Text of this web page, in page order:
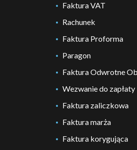
Faktura VAT
Rachunek
Faktura Proforma
Paragon
Faktura Odwrotne
Wezwanie do zapłaty
Faktura zaliczkowa
Faktura marża
Faktura korygująca